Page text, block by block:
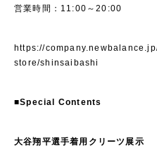
営業時間：11:00～20:00
https://
store/shinsaibashi
■Special Contents
大谷翔平選手着用クリーツ展示